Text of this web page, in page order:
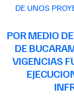
POR MEDIO
DE
VIGENCIAS